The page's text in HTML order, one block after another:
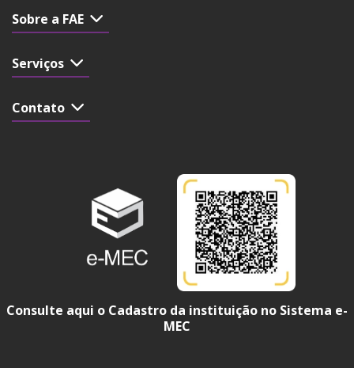
Sobre a FAE
Serviços
Contato
Consulte aqui o Cadastro da instituição no Sistema e-
MEC